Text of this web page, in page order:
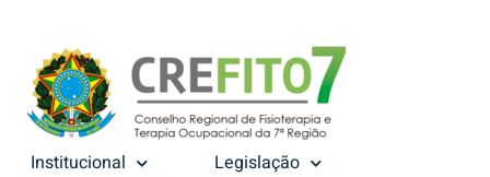
Institucional
Legislação